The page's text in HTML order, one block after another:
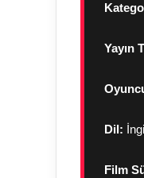
Yayın
Dil:
Film